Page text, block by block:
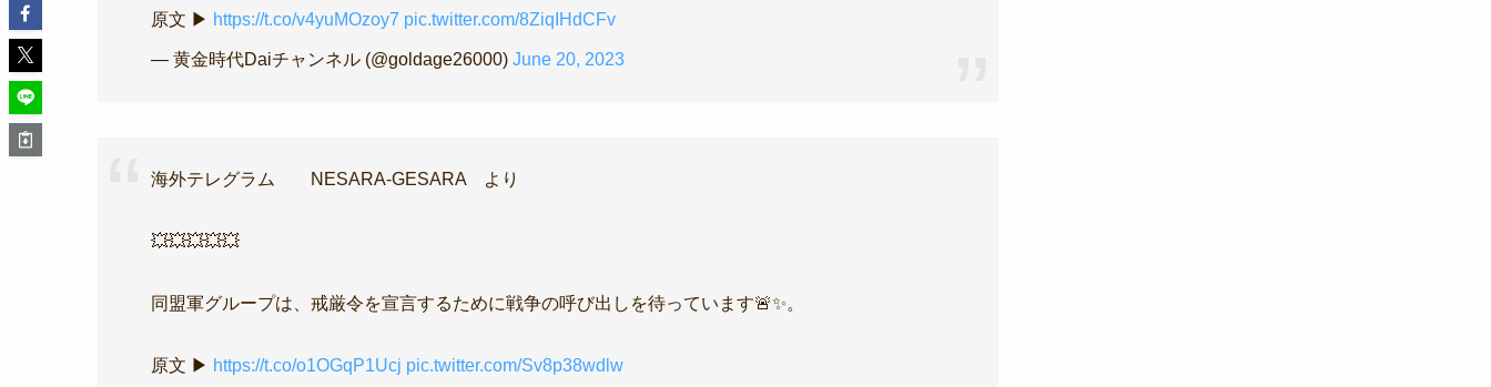
原文 ▶ https://t.co/v4yuMOzoy7 pic.twitter.com/8ZiqIHdCFv
— 黄金時代Daiチャンネル (@goldage26000) June 20, 2023
海外テレグラム NESARA-GESARA より
💥💥💥💥💥
同盟軍グループは、戒厳令を宣言するために戦争の呼び出しを待っています🚨✨。
原文 ▶ https://t.co/o1OGqP1Ucj pic.twitter.com/Sv8p38wdlw